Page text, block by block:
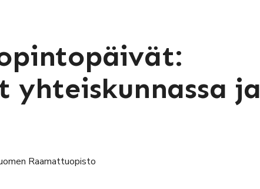
yhteiskunnassa ja
Raamattuopisto